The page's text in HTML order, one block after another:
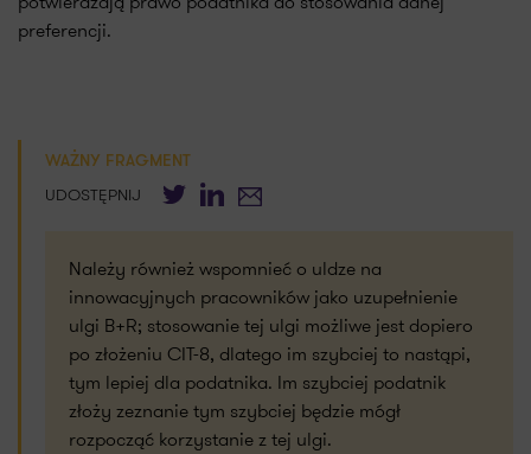
preferencji.
WAŻNY FRAGMENT
UDOSTĘPNIJ TwitterLinkedIn
E-mail
Należy również wspomnieć o uldze na
innowacyjnych pracowników jako uzupełnienie
ulgi B+R; stosowanie tej ulgi możliwe jest dopiero
po złożeniu CIT-8, dlatego im szybciej to nastąpi,
tym lepiej dla podatnika. Im szybciej podatnik
złoży zeznanie tym szybciej będzie mógł
rozpocząć korzystanie z tej ulgi.